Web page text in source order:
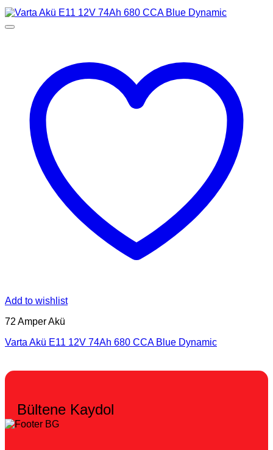
Add to wishlist
72 Amper Akü
Varta Akü E11 12V 74Ah 680 CCA Blue Dynamic
Bültene Kaydol